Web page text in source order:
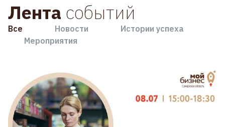
Лента событий
Все Новости
Истории успеха
Мероприятия